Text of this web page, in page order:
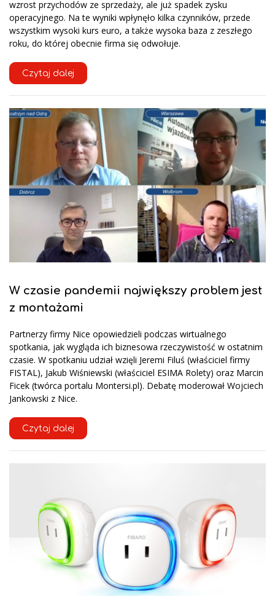
wzrost przychodów ze sprzedaży, ale już spadek zysku
operacyjnego. Na te wyniki wpłynęło kilka czynników, przede
wszystkim wysoki kurs euro, a także wysoka baza z zeszłego
roku, do której obecnie firma się odwołuje.
Czytaj dalej
W czasie pandemii największy problem jest
z montażami
Partnerzy firmy Nice opowiedzieli podczas wirtualnego
spotkania, jak wygląda ich biznesowa rzeczywistość w ostatnim
czasie. W spotkaniu udział wzięli Jeremi Filuś (właściciel firmy
FISTAL), Jakub Wiśniewski (właściciel ESIMA Rolety) oraz Marcin
Ficek (twórca portalu Montersi.pl). Debatę moderował Wojciech
Jankowski z Nice.
Czytaj dalej